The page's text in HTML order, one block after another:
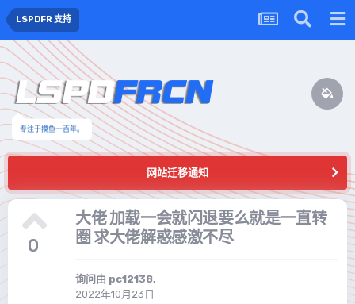
LSPDFR 支持
专注于摸鱼一百年。
网站迁移通知
0
大佬 加载一会就闪退要么就是一直转
圈 求大佬解惑感激不尽
询问由 pc12138,
2022年10月23日